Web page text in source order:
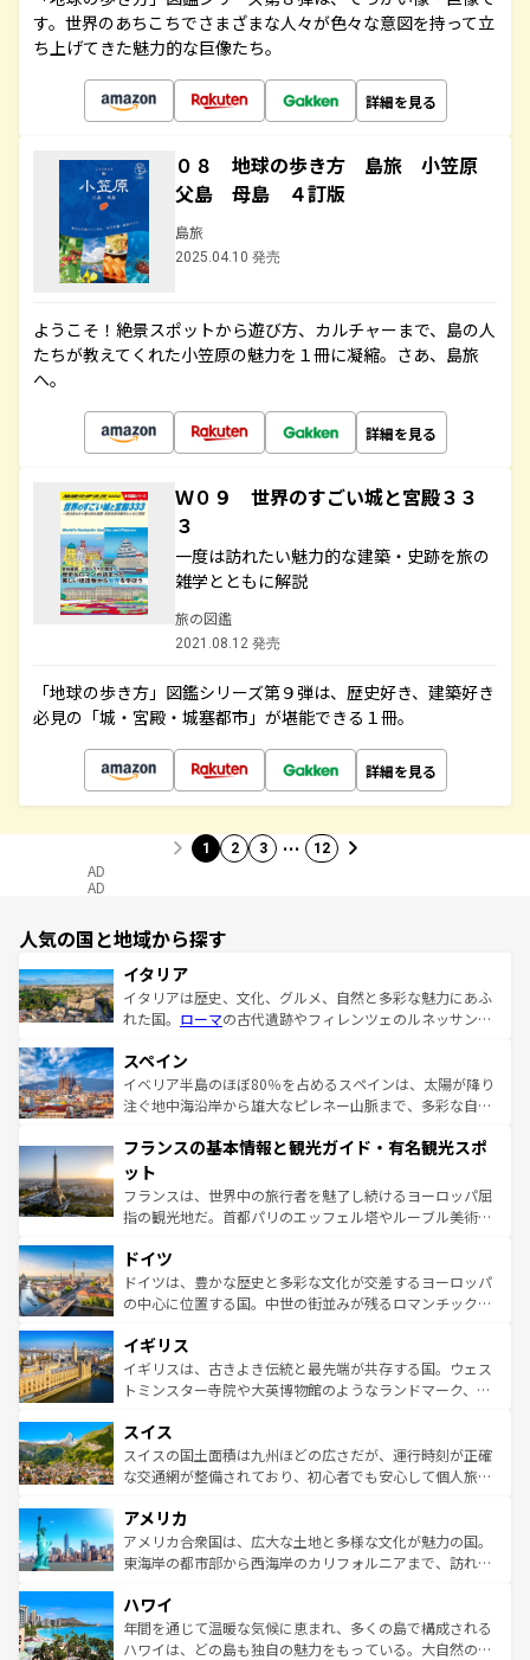
す。世界のあちこちでさまざまな人々が色々な意図を持って立
ち上げてきた魅力的な巨像たち。
詳細を見る
０８ 地球の歩き方 島旅 小笠原
父島 母島 ４訂版
島旅
2025.04.10 発売
ようこそ！絶景スポットから遊び方、カルチャーまで、島の人
たちが教えてくれた小笠原の魅力を１冊に凝縮。さあ、島旅
へ。
詳細を見る
Ｗ０９ 世界のすごい城と宮殿３３
３
一度は訪れたい魅力的な建築・史跡を旅の
雑学とともに解説
旅の図鑑
2021.08.12 発売
「地球の歩き方」図鑑シリーズ第９弾は、歴史好き、建築好き
必見の「城・宮殿・城塞都市」が堪能できる１冊。
詳細を見る
1 2 3 … 12
AD
AD
人気の国と地域から探す
イタリア
イタリアは歴史、文化、グルメ、自然と多彩な魅力にあふ
れた国。 ローマの古代遺跡やフィレンツェのルネッサンス
ろん、トスカーナの美しい田園風景やアマルフィ海岸の絶
景など、自然景観も見逃せない。観光の合間には、本場の
ピザやパスタなど、絶品のイタリア料理を堪能することも
ませてくれるイタリアで、忘れられない旅をしてみよう！
なお、新着のイタリア情報は
しい。
スペイン
イベリア半島のほぼ80％を占めるスペインは、太陽が降り
注ぐ地中海沿岸から雄大なピレネー山脈まで、多彩な自然
文化が根付くこの国では、情熱的なフラメンコ、熱気あふ
れる闘牛、そして美味しいタパスが生活の一部となってい
る。首都マドリードの洗練された雰囲気や、バルセロナの
アートに溢れた街角から、地方では古代ローマ遺跡や中世
せる。地方によって風土や気候が異なるスペインはその個
性で訪れる人を魅了する。 なお、新着のスペイン情報は コ
ンテンツ一覧を参照してほしい。
フランスの基本情報と観光ガイド・有名観光スポ
ット
フランスは、世界中の旅行者を魅了し続けるヨーロッパ屈
指の観光地だ。首都パリのエッフェル塔やルーブル美術館
で、幅広い魅力が詰まっている。華麗な宮殿、歴史的な大
聖堂、美しいビーチ、そして豊かな自然が、訪れる者を心
から魅了する。また、フランスは美食の国としても知ら
いる。シャンパンの発祥地であるランス、プロヴァンスの
香り高いラベンダー畑など、多彩な楽しみ方が可能だ。さ
らに、パリ以外の地域にも魅力が溢れており、どの街角に
れる地方に足を運ぶとそれぞれで全く異なる文化を体験で
きるだろう。 なお、新着のフランス情報はコンテンツ一覧
を参照してほしい。
ドイツ
ドイツは、豊かな歴史と多彩な文化が交差するヨーロッパ
の中心に位置する国。中世の街並みが残るロマンチック街
顔を持つこの国は、どこを歩いても飽きることがない。ベ
ルリンの文化的活気、バイエルン州のアルプスの絶景、そ
してライン川沿いのワイン畑といった風景は必見。ビール
は、お酒好きな人にはぜひ体験してほしい。 なお、新着の
ドイツ情報はコンテンツ一覧を参照してほしい。
イギリス
イギリスは、古きよき伝統と最先端が共存する国。ウェス
トミンスター寺院や大英博物館のようなランドマーク、歴
リアごとに異なる魅力がある。また、優雅なアフタヌーン
ティー、ビール好きにはたまらない英国パブ、サッカー観
戦など、本場だからこそできる体験も豊富。イギリスを旅
ンツ一覧を参照してほしい。
スイス
スイスの国土面積は九州ほどの広さだが、運行時刻が正確
な交通網が整備されており、初心者でも安心して個人旅行
の建物がそのまま残る町や、スイスならではのユニークな
博物館もあり、アルプス観光だけでなく町歩きも満喫する
ことができる。国民の所得が高いため物価も高いが、旅行
ば市内交通費無料で観光を楽しむこともできる。 なお、新
着のスイス情報はコンテンツ一覧 を参照してほしい。
アメリカ
アメリカ合衆国は、広大な土地と多様な文化が魅力の国。
東海岸の都市部から西海岸のカリフォルニアまで、訪れる
のような巨大都市は、観光、ショッピング、エンターテイ
ンメントが詰まった刺激的なスポットだ。一方、アメリカ
西部には大自然が広がり、グランドキャニオンやイエロー
ハワイ
年間を通じて温暖な気候に恵まれ、多くの島で構成される
ハワイは、どの島も独自の魅力をもっている。大自然の神